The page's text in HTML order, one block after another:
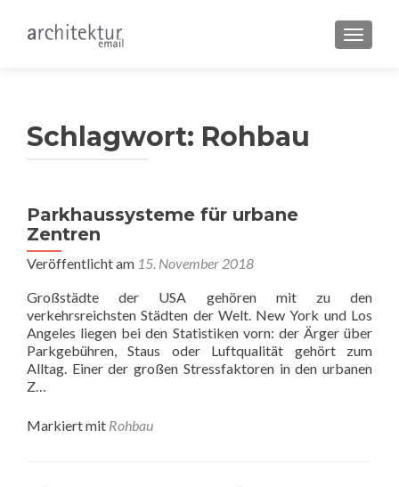
Schlagwort: Rohbau
Parkhaussysteme für urbane
Zentren
Veröffentlicht am 15. November 2018
Großstädte der USA gehören mit zu den
verkehrsreichsten Städten der Welt. New York und Los
Angeles liegen bei den Statistiken vorn: der Ärger über
Parkgebühren, Staus oder Luftqualität gehört zum
Alltag. Einer der großen Stressfaktoren in den urbanen
Z…
Markiert mit Rohbau
Beitragsnavigation